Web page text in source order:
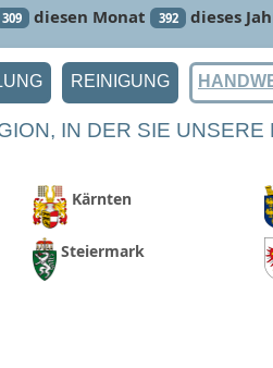
309 diesen Monat 392 dieses
REINIGUNG
IN DER SIE
Kärnten
Steiermark